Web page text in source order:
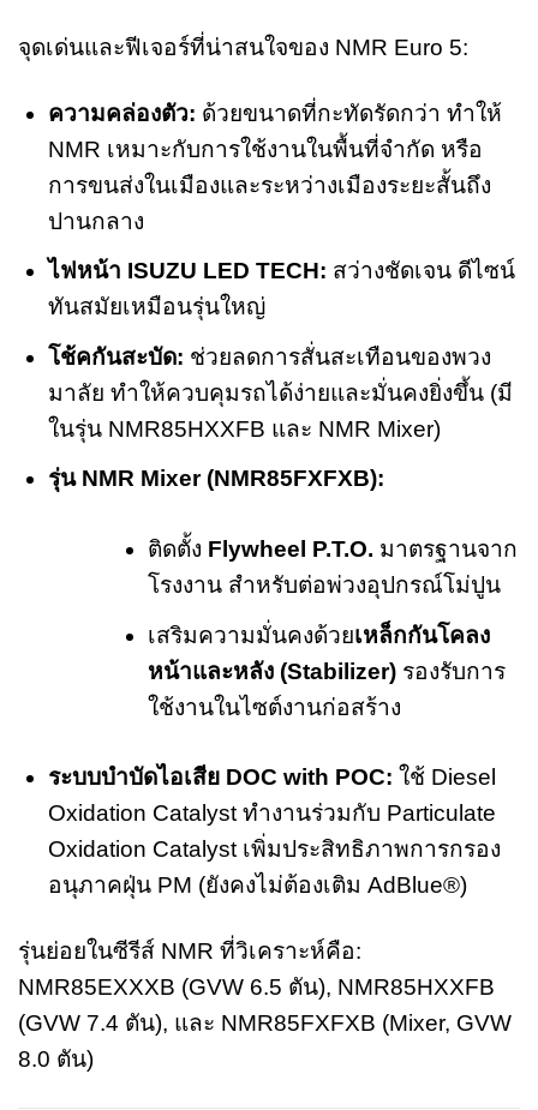
จุดเด่นและฟีเจอร์ที่น่าสนใจของ NMR Euro 5:
ความคล่องตัว: ด้วยขนาดที่กะทัดรัดกว่า ทำให้
NMR เหมาะกับการใช้งานในพื้นที่จำกัด หรือ
การขนส่งในเมืองและระหว่างเมืองระยะสั้นถึง
ปานกลาง
ไฟหน้า ISUZU LED TECH: สว่างชัดเจน ดีไซน์
ทันสมัยเหมือนรุ่นใหญ่
โช้คกันสะบัด: ช่วยลดการสั่นสะเทือนของพวง
มาลัย ทำให้ควบคุมรถได้ง่ายและมั่นคงยิ่งขึ้น (มี
ในรุ่น NMR85HXXFB และ NMR Mixer)
รุ่น NMR Mixer (NMR85FXFXB):
ติดตั้ง Flywheel P.T.O. มาตรฐานจาก
โรงงาน สำหรับต่อพ่วงอุปกรณ์โม่ปูน
เสริมความมั่นคงด้วยเหล็กกันโคลง
หน้าและหลัง (Stabilizer)รองรับการ
ใช้งานในไซต์งานก่อสร้าง
ระบบบำบัดไอเสีย DOC with POC: ใช้ Diesel
Oxidation Catalyst ทำงานร่วมกับ Particulate
Oxidation Catalyst เพิ่มประสิทธิภาพการกรอง
อนุภาคฝุ่น PM (ยังคงไม่ต้องเติม AdBlue®)
รุ่นย่อยในซีรีส์ NMR ที่วิเคราะห์คือ:
NMR85EXXXB (GVW 6.5 ตัน), NMR85HXXFB
(GVW 7.4 ตัน), และ NMR85FXFXB (Mixer, GVW
8.0 ตัน)